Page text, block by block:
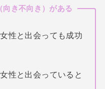
向き不向き）がある
性と出会っても成功
性と出会っていると